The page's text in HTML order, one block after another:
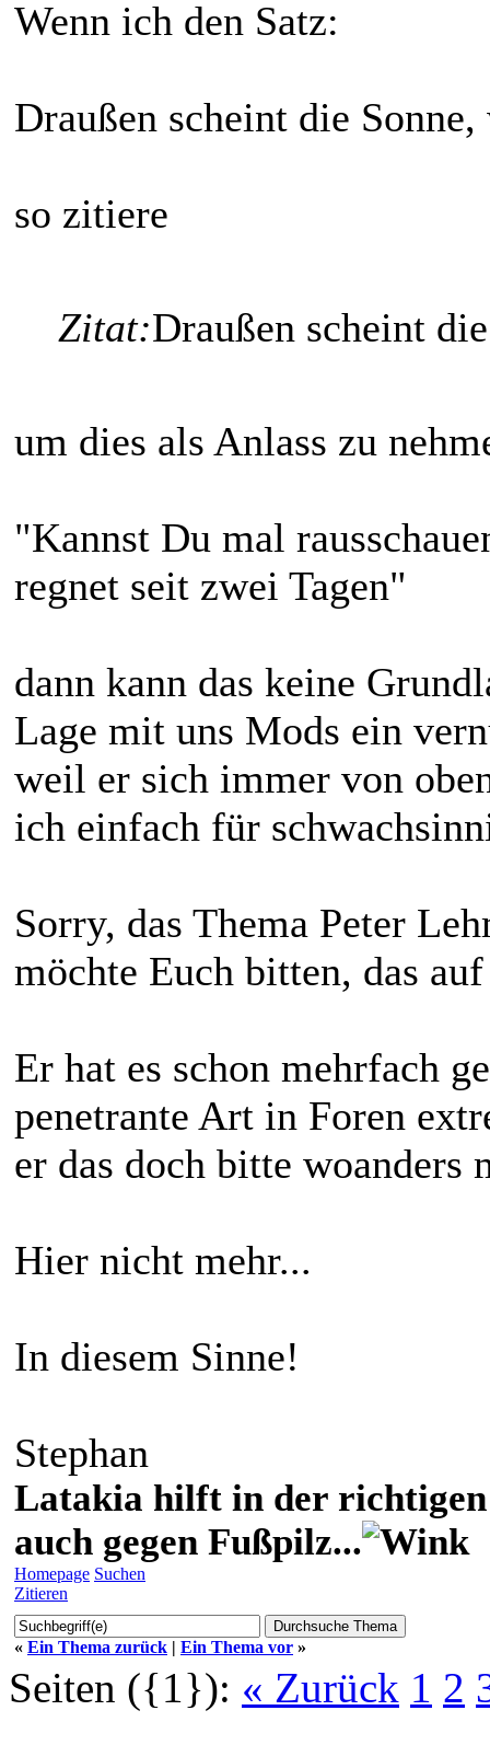
Wenn ich den Satz:
Draußen scheint die
so zitiere
Zitat:Draußen scheint
um dies als Anlass zu
"Kannst Du mal
regnet seit zwei Tagen"
dann kann das keine
Lage mit uns Mods ein
weil er sich immer von
ich einfach für
Sorry, das Thema Peter
möchte Euch bitten, das
Er hat es schon mehrfach
penetrante Art in Foren
er das doch bitte woanders
Hier nicht mehr...
In diesem Sinne!
Stephan
Latakia hilft in der richtigen
auch gegen Fußpilz...
Homepage Suchen
Zitieren
« Ein Thema zurück | Ein Thema vor »
Seiten ({1}): « Zurück 1 2